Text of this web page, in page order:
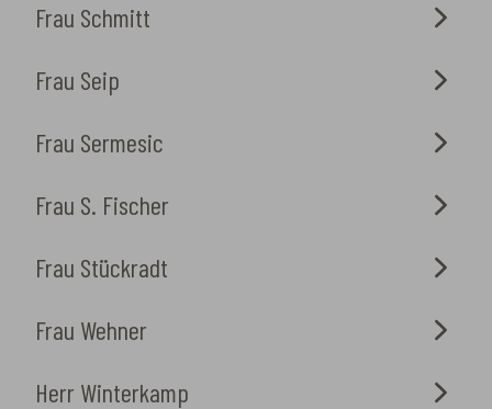
Frau Schmitt
Frau Seip
Frau Sermesic
Frau S. Fischer
Frau Stückradt
Frau Wehner
Herr Winterkamp